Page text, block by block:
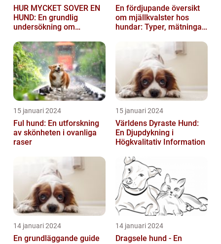
HUR MYCKET SOVER EN
HUND: En grundlig
undersökning om
En fördjupande översikt
om mjällkvalster hos
hundar: Typer, mätningar
15 januari 2024
Ful hund: En utforskning
av skönheten i ovanliga
raser
15 januari 2024
Världens Dyraste Hund:
En Djupdykning i
Högkvalitativ Information
14 januari 2024
En grundläggande guide
14 januari 2024
Dragsele hund - En